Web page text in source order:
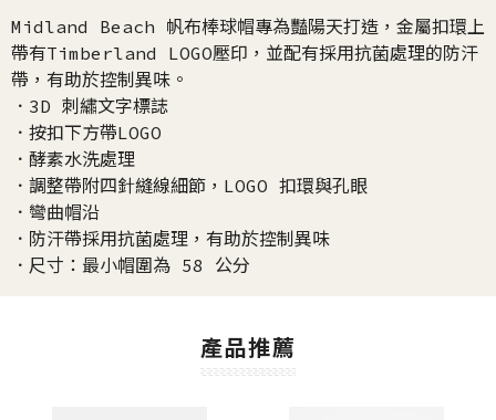
Midland Beach 帆布棒球帽專為豔陽天打造，金屬扣環上
帶有Timberland LOGO壓印，並配有採用抗菌處理的防汗
帶，有助於控制異味。
．3D 刺繡文字標誌
．按扣下方帶LOGO
．酵素水洗處理
．調整帶附四針縫線細節，LOGO 扣環與孔眼
．彎曲帽沿
．防汗帶採用抗菌處理，有助於控制異味
．尺寸：最小帽圍為 58 公分
產品推薦